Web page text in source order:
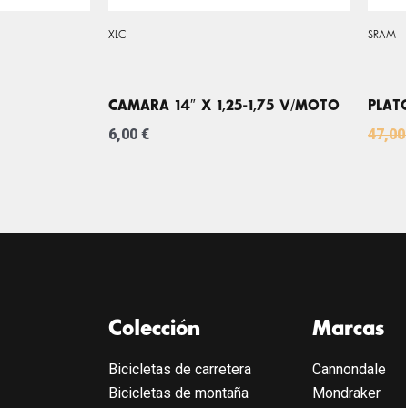
XLC
CAMARA 14″ X 1,25-1,75 V/MOTO
6,00 €
SRAM
Colección
Bicicletas de carretera
Bicicletas de montaña
Marcas
Cannondale
Mondraker